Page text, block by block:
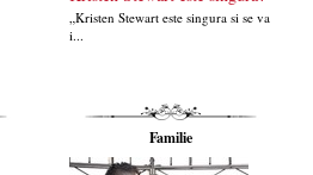
„Kristen Stewart este singura si se va
i...
Familie